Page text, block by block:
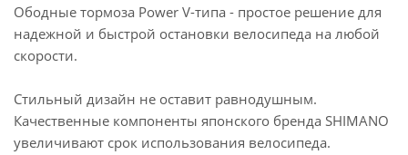
Ободные тормоза Power V-типа - простое решение для
надежной и быстрой остановки велосипеда на любой
скорости.
Стильный дизайн не оставит равнодушным.
Качественные компоненты японского бренда SHIMANO
увеличивают срок использования велосипеда.